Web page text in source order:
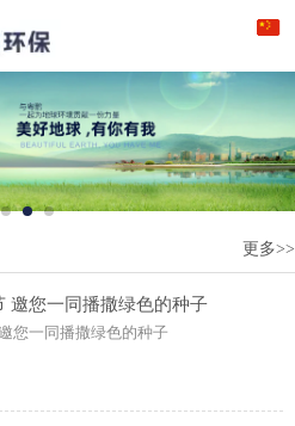
更多>>
邀您一同播撒绿色的种子
您一同播撒绿色的种子